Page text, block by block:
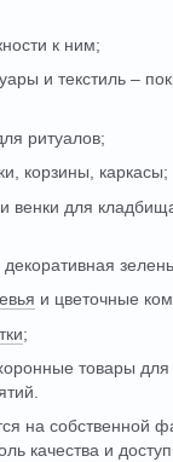
к ним;
и текстиль –
ритуалов;
корзины, каркасы;
венки для
декоративная
и цветочные
;
товары
на собственной
качества и